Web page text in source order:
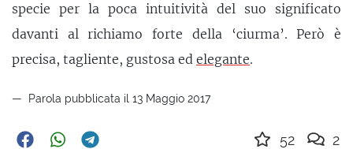
specie per la poca intuitività del suo significato
davanti al richiamo forte della ‘ciurma’. Però è
precisa, tagliente, gustosa ed elegante.
Parola pubblicata il 13 Maggio 2017
52 2